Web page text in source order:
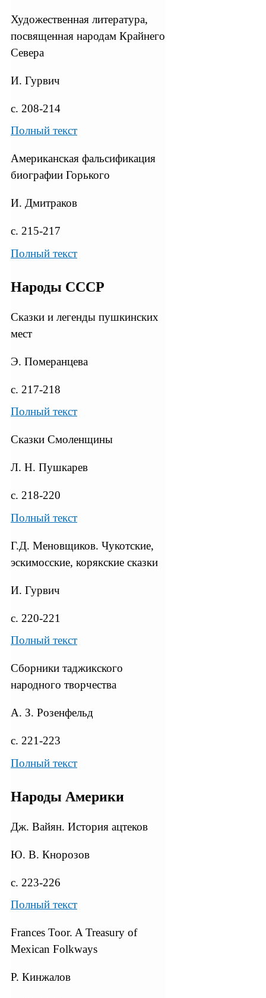
Художественная литература,
посвященная народам Крайнего
Севера
И. Гурвич
с. 208-214
Полный текст
Американская фальсификация
биографии Горького
И. Дмитраков
с. 215-217
Полный текст
Народы СССР
Сказки и легенды пушкинских
мест
Э. Померанцева
с. 217-218
Полный текст
Сказки Смоленщины
Л. Н. Пушкарев
с. 218-220
Полный текст
Г.Д. Меновщиков. Чукотские,
эскимосские, корякские сказки
И. Гурвич
с. 220-221
Полный текст
Сборники таджикского
народного творчества
А. З. Розенфельд
с. 221-223
Полный текст
Народы Америки
Дж. Вайян. История ацтеков
Ю. В. Кнорозов
с. 223-226
Полный текст
Frances Toor. A Treasury of
Mexican Folkways
Р. Кинжалов